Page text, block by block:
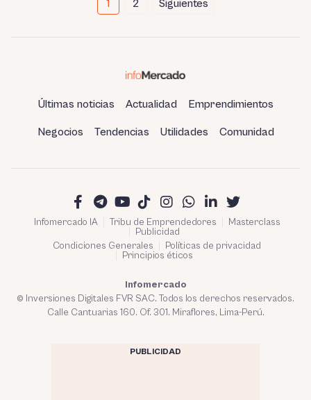
1 2 Siguientes
Últimas noticias Actualidad Emprendimientos
Negocios Tendencias Utilidades Comunidad
Infomercado IA Tribu de Emprendedores
Masterclass
Publicidad
Condiciones Generales
Políticas de privacidad
Principios éticos
Infomercado
© Inversiones Digitales FVR SAC. Todos los derechos reservados.
Calle Cantuarias 160. Of. 301. Miraflores, Lima-Perú.
PUBLICIDAD